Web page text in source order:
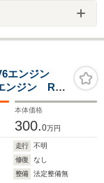
エンジン
ンジン R45
本体価格
300.0万円
走行
不明
修復
なし
整備
法定整備無